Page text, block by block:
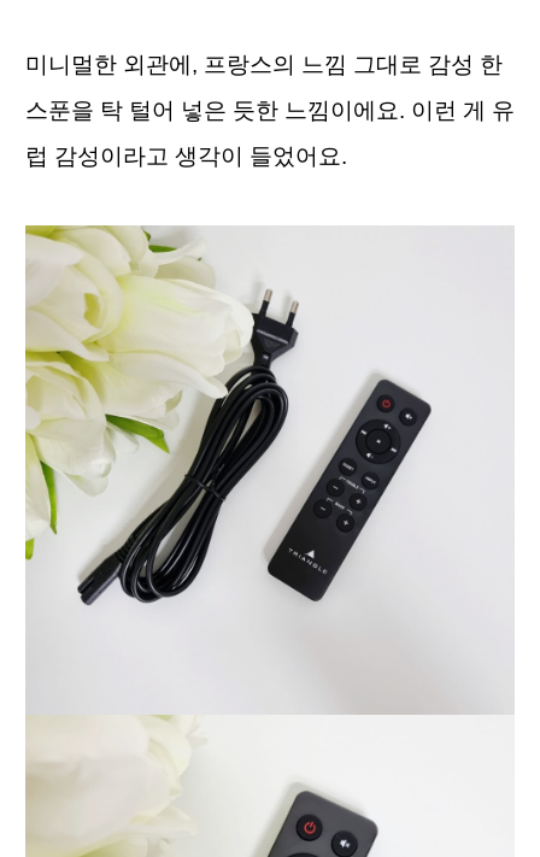
미니멀한 외관에, 프랑스의 느낌 그대로 감성 한
스푼을 탁 털어 넣은 듯한 느낌이에요. 이런 게 유
럽 감성이라고 생각이 들었어요.